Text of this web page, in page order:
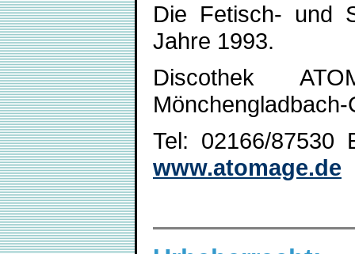
Die Fetisch- und
Jahre 1993.
Discothek
Tel: 02166/
www.atomage.de